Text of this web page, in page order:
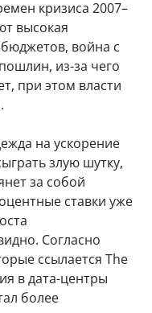
кризиса 2007–
высокая
война с
из-за чего
при этом власти
на ускорение
злую шутку,
за собой
ставки уже
Согласно
ссылается The
в дата-центры
более